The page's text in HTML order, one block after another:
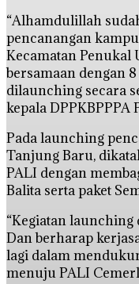
“Alhamdulillah
pencanangan
Kecamatan Penukal
bersamaan dengan
dilaunching secara
kepala DPPKBPPPA
Pada launching
Tanjung Baru,
PALI dengan
Balita serta paket
“Kegiatan
Dan berharap
lagi dalam
menuju PALI